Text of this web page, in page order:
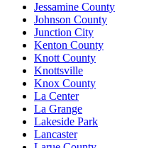
Jessamine County
Johnson County
Junction City
Kenton County
Knott County
Knottsville
Knox County
La Center
La Grange
Lakeside Park
Lancaster